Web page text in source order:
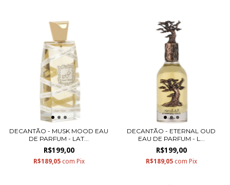
DECANTÃO - MUSK MOOD EAU
DE PARFUM - LAT...
R$199,00
R$189,05 com Pix
DECANTÃO - ETERNAL OUD
EAU DE PARFUM - L...
R$199,00
R$189,05 com Pix